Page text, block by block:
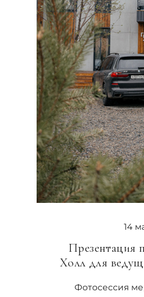
14
Презентация
Холл для
Фотосессия